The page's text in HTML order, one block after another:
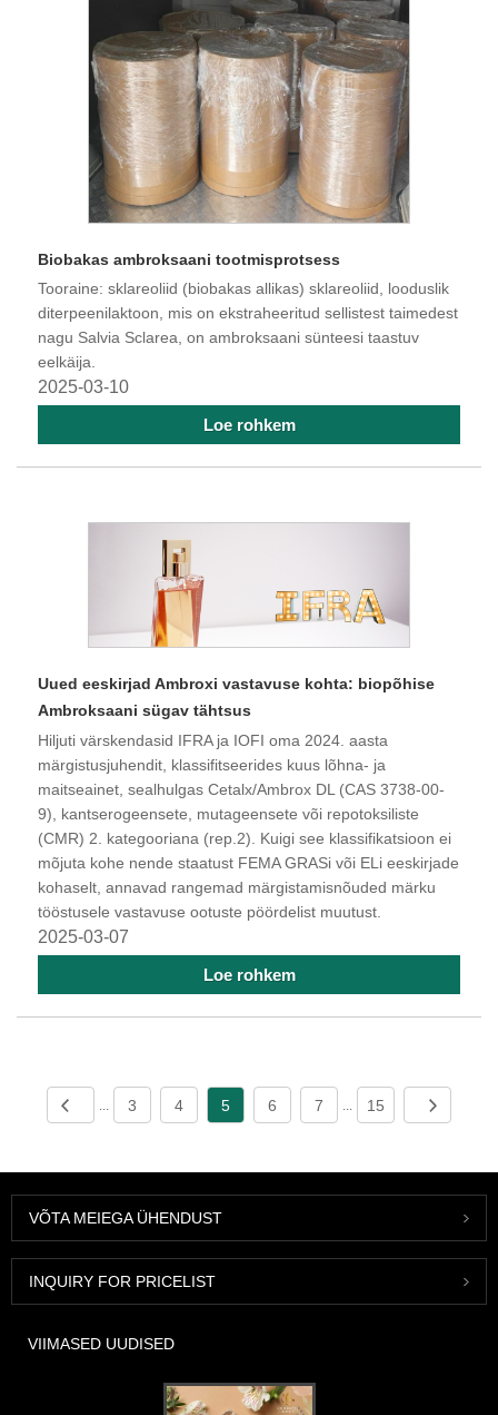
Biobakas ambroksaani tootmisprotsess
Tooraine: sklareoliid (biobakas allikas) sklareoliid, looduslik
diterpeenilaktoon, mis on ekstraheeritud sellistest taimedest
nagu Salvia Sclarea, on ambroksaani sünteesi taastuv
eelkäija.
2025-03-10
Loe rohkem
Uued eeskirjad Ambroxi vastavuse kohta: biopõhise
Ambroksaani sügav tähtsus
Hiljuti värskendasid IFRA ja IOFI oma 2024. aasta
märgistusjuhendit, klassifitseerides kuus lõhna- ja
maitseainet, sealhulgas Cetalx/Ambrox DL (CAS 3738-00-
9), kantserogeensete, mutageensete või repotoksiliste
(CMR) 2. kategooriana (rep.2). Kuigi see klassifikatsioon ei
mõjuta kohe nende staatust FEMA GRASi või ELi eeskirjade
kohaselt, annavad rangemad märgistamisnõuded märku
tööstusele vastavuse ootuste pöördelist muutust.
2025-03-07
Loe rohkem
3 4 5 6 7 15
VÕTA MEIEGA ÜHENDUST
INQUIRY FOR PRICELIST
VIIMASED UUDISED